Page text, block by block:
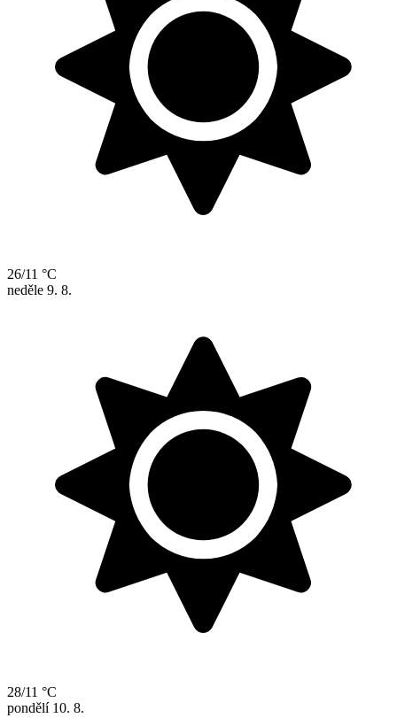
26/11 °C
neděle 9. 8.
28/11 °C
pondělí 10. 8.